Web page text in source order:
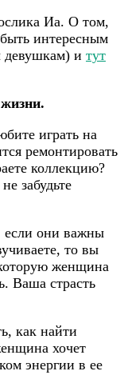
Иа. О том,
интересным
девушкам) и тут
играть на
ремонтировать
коллекцию?
забудьте
они важны
то вы
женщина
Ваша страсть
как найти
хочет
энергии в ее